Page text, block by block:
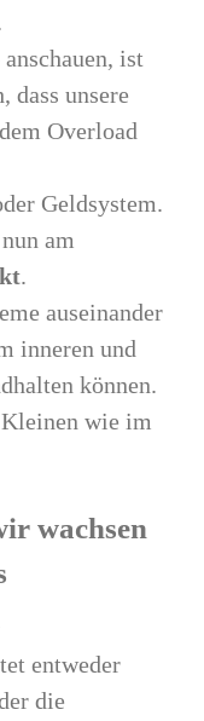
ist
dass unsere
Overload
Geldsystem.
am
.
auseinander
inneren und
können.
wie im
wachsen
entweder
die